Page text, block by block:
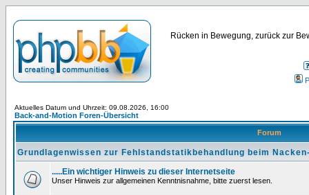
Rücken in Bewegung, zurück zur
Aktuelles Datum und Uhrzeit: 09.08.2026, 16:00
Back-and-Motion Foren-Übersicht
Forum
Grundlagenwissen zur Fehlstandstatikbehandlung beim
.....Ein wichtiger Hinweis zu dieser Internetseite
Unser Hinweis zur allgemeinen Kenntnisnahme, bitte zuerst lesen.